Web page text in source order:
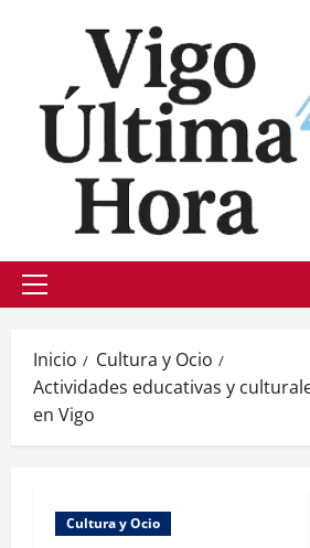
Menú
Inicio
Cultura y Ocio
Actividades educativas y
en Vigo
Cultura y Ocio